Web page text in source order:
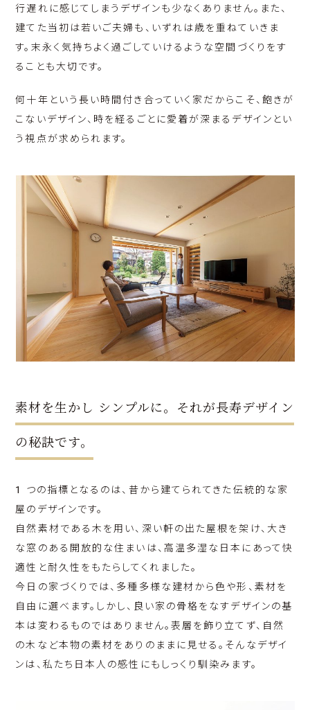
行遅れに感じてしまうデザインも少なくありません。また、
建てた当初は若いご夫婦も、いずれは歳を重ねていきま
す。末永く気持ちよく過ごしていけるような空間づくりをす
ることも大切です。
何十年という長い時間付き合っていく家だからこそ、飽きが
こないデザイン、時を経るごとに愛着が深まるデザインとい
う視点が求められます。
素材を生かし シンプルに。それが長寿デザイン
の秘訣です。
1 つの指標となるのは、昔から建てられてきた伝統的な家
屋のデザインです。
自然素材である木を用い、深い軒の出た屋根を架け、大き
な窓のある開放的な住まいは、高温多湿な日本にあって快
適性と耐久性をもたらしてくれました。
今日の家づくりでは、多種多様な建材から色や形、素材を
自由に選べます。しかし、良い家の骨格をなすデザインの基
本は変わるものではありません。表層を飾り立てず、自然
の木など本物の素材をありのままに見せる。そんなデザイ
ンは、私たち日本人の感性にもしっくり馴染みます。